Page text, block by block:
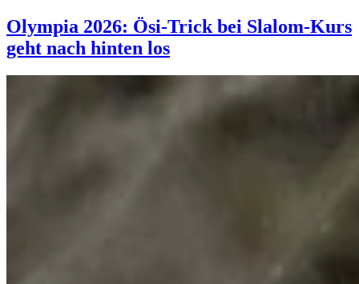
Olympia 2026: Ösi-Trick bei Slalom-Kurs
geht nach hinten los